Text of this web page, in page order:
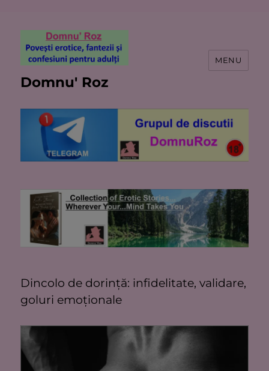
Domnu' Roz
MENU
Dincolo de dorință: infidelitate, validare,
goluri emoționale